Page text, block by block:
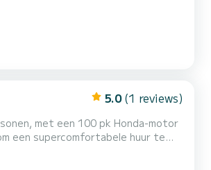
5.0 (1 reviews)
een supercomfortabele huur te